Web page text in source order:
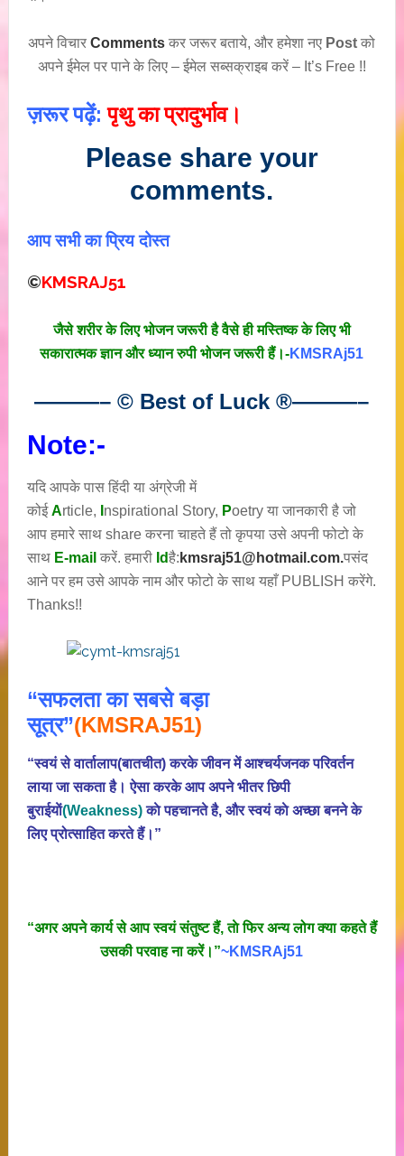
अपने विचारComments कर जरूर बताये, और हमेशा नए Post को
अपने ईमेल पर पाने के लिए – ईमेल सब्सक्राइब करें – It’s Free !!
ज़रूर पढ़ें:पृथु का प्रादुर्भाव।
Please share your
comments.
आप सभी का प्रिय दोस्त
©KMSRAJ51
जैसे शरीर के लिए भोजन जरूरी है वैसे ही मस्तिष्क के लिए भी
सकारात्मक ज्ञान और ध्यान रुपी भोजन जरूरी हैं।-KMSRAj51
———– © Best of Luck®———–
Note:-
यदि आपके पास हिंदी या अंग्रेजी में
कोईArticle, nspirational Story, Poetryया जानकारी है जो
आप हमारे साथ share करना चाहते हैं तो कृपया उसे अपनी फोटो के
साथ E-mail करें. हमारी Idहै: kmsraj51@hotmail.com.पसंद
आने पर हम उसे आपके नाम और फोटो के साथ यहाँ PUBLISH करेंगे.
Thanks!!
“सफलता का सबसे बड़ा
सूत्र”(KMSRAJ51)
“स्वयं से वार्तालाप(बातचीत) करके जीवन में आश्चर्यजनक परिवर्तन
लाया जा सकता है। ऐसा करके आप अपने भीतर छिपी
बुराईयाें(Weakness)काे पहचानते है, और स्वयं काे अच्छा बनने के
लिए प्रोत्साहित करते हैं।”
“अगर अपने कार्य से आप स्वयं संतुष्ट हैं, ताे फिर अन्य लोग क्या कहते हैं
उसकी परवाह ना करें।”~KMSRAj51